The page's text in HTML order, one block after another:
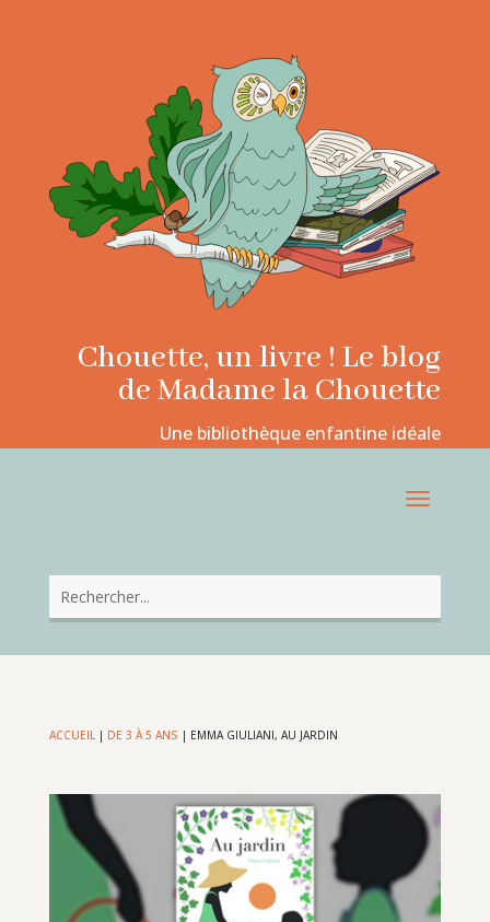
Chouette, un livre ! Le blog
de Madame la Chouette
Une bibliothèque enfantine idéale
ACCUEIL| DE 3 À 5 ANS | EMMA GIULIANI, AU JARDIN